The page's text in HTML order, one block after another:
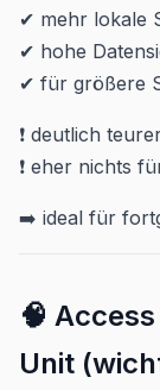
✔ mehr lokale
✔ hohe
✔ für größere
❗ deutlich
❗ eher nichts
➡️ ideal für
🧠
Unit